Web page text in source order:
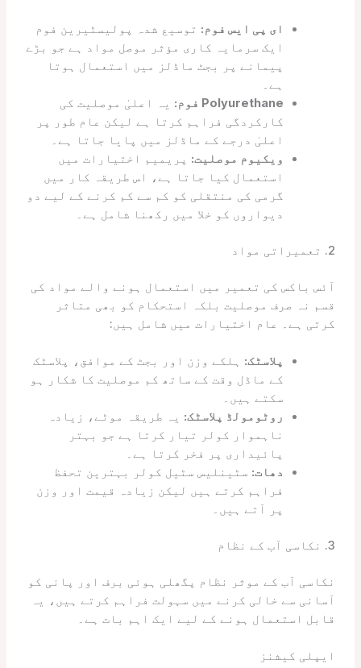
ای پی ایس فوم: توسیع شدہ پولیسٹیرین فوم
ایک سرمایہ کاری مؤثر موصل مواد ہے جو بڑے
پیمانے پر بجٹ ماڈلز میں استعمال ہوتا
ہے۔
Polyurethane فوم:
یہ اعلیٰ موصلیت کی
کارکردگی فراہم کرتا ہے لیکن عام طور پر
اعلیٰ درجے کے ماڈلز میں پایا جاتا ہے۔
ویکیوم موصلیت: پریمیم اختیارات میں
استعمال کیا جاتا ہے، اس طریقہ کار میں
گرمی کی منتقلی کو کم سے کم کرنے کے لیے دو
دیواروں کو خلا میں رکھنا شامل ہے۔
2. تعمیراتی مواد
آئس باکس کی تعمیر میں استعمال ہونے والے مواد کی
قسم نہ صرف موصلیت بلکہ استحکام کو بھی متاثر
کرتی ہے۔ عام اختیارات میں شامل ہیں:
پلاسٹک: ہلکے وزن اور بجٹ کے موافق، پلاسٹک
کے ماڈل وقت کے ساتھ کم موصلیت کا شکار ہو
سکتے ہیں۔
روٹومولڈ پلاسٹک: یہ طریقہ موٹے، زیادہ
ناہموار کولر تیار کرتا ہے جو بہتر
پائیداری پر فخر کرتا ہے۔
دھات: سٹینلیس سٹیل کولر بہترین تحفظ
فراہم کرتے ہیں لیکن زیادہ قیمت اور وزن
پر آتے ہیں۔
3. نکاسی آب کے نظام
نکاسی آب کے موثر نظام پگھلی ہوئی برف اور پانی کو
آسانی سے خالی کرنے میں سہولت فراہم کرتے ہیں، یہ
قابل استعمال ہونے کے لیے ایک اہم بات ہے۔
ایپلی کیشنز